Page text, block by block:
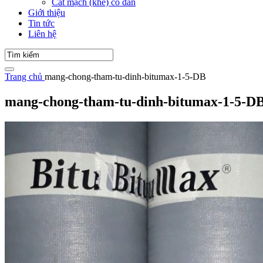
Cắt mạch (khe) co dãn
Giới thiệu
Tin tức
Liên hệ
Trang chủ mang-chong-tham-tu-dinh-bitumax-1-5-DB
mang-chong-tham-tu-dinh-bitumax-1-5-